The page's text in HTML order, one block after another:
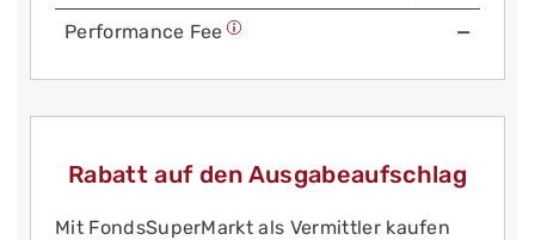
Performance Fee —
Rabatt auf den Ausgabeaufschlag
Mit FondsSuperMarkt als Vermittler kaufen